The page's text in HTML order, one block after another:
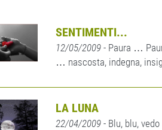
SENTIMENTI...
12/05/2009- Paura …
… nascosta, indegna,
LA LUNA
22/04/2009- Blu, blu,